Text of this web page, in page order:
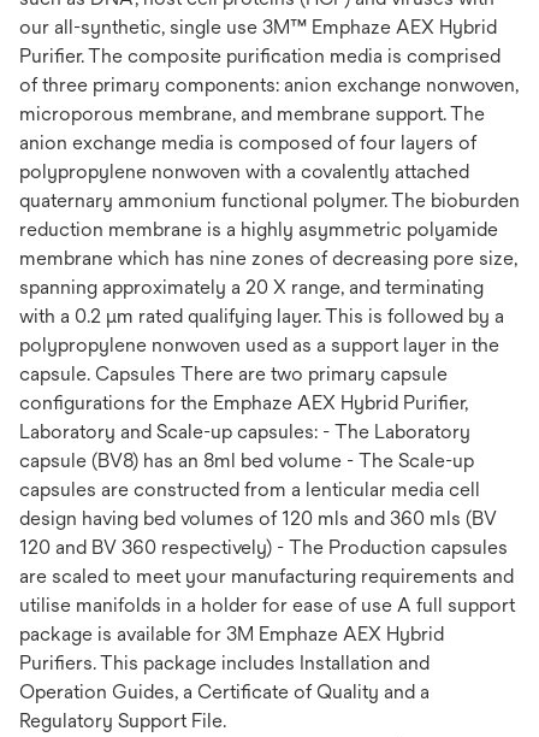
our all-synthetic, single use 3M™ Emphaze AEX Hybrid
Purifier. The composite purification media is comprised
of three primary components: anion exchange nonwoven,
microporous membrane, and membrane support. The
anion exchange media is composed of four layers of
polypropylene nonwoven with a covalently attached
quaternary ammonium functional polymer. The bioburden
reduction membrane is a highly asymmetric polyamide
membrane which has nine zones of decreasing pore size,
spanning approximately a 20 X range, and terminating
with a 0.2 μm rated qualifying layer. This is followed by a
polypropylene nonwoven used as a support layer in the
capsule. Capsules There are two primary capsule
configurations for the Emphaze AEX Hybrid Purifier,
Laboratory and Scale-up capsules: - The Laboratory
capsule (BV8) has an 8ml bed volume - The Scale-up
capsules are constructed from a lenticular media cell
design having bed volumes of 120 mls and 360 mls (BV
120 and BV 360 respectively) - The Production capsules
are scaled to meet your manufacturing requirements and
utilise manifolds in a holder for ease of use A full support
package is available for 3M Emphaze AEX Hybrid
Purifiers. This package includes Installation and
Operation Guides, a Certificate of Quality and a
Regulatory Support File.